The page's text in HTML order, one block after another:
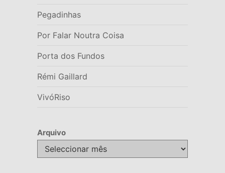
Pegadinhas
Por Falar Noutra Coisa
Porta dos Fundos
Rémi Gaillard
VivóRiso
Arquivo
Arquivo